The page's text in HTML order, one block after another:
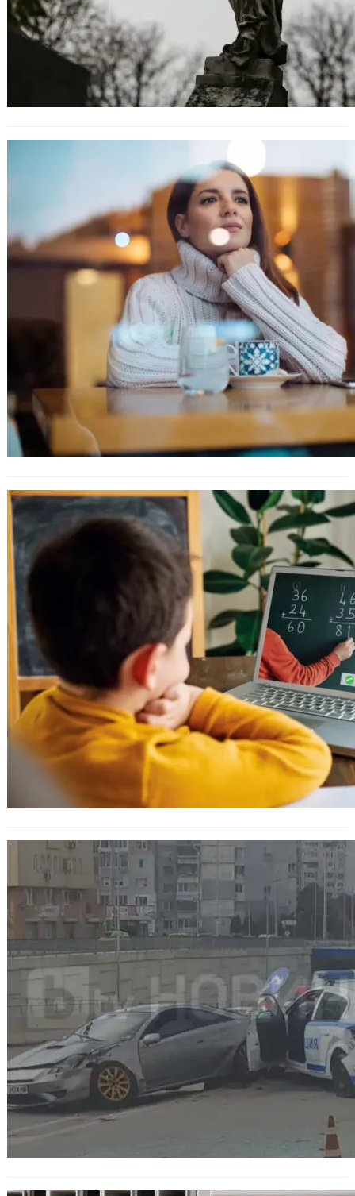
на местните избори
Над 17 хиляди учители ще повишит
квалификацията си след обучение
за работа с “Дигитална раница”
Авария под кокаин: Водач стана
виновник на ПТП с полицейски
служители